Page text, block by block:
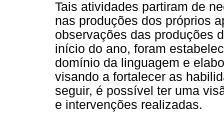
Tais atividades partiram de
nas produções dos próprios
observações das produções
início do ano, foram
domínio da linguagem e
visando a fortalecer as
seguir, é possível ter uma
e intervenções realizadas.